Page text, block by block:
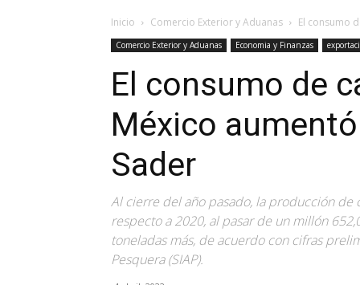
Inicio Comercio Exterior y Aduanas El consumo
Comercio Exterior y Aduanas Economia y Finanzas
El consumo de
México
Sader
Al cierre del año pasado, la producción
respecto a 2020, al pasar de un millón
toneladas más, de acuerdo con cifras
Pesquera (SIAP).